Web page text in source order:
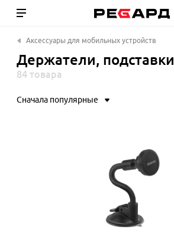
Аксессуары для мобильных устройств
Держатели, подставки
84 товара
Сначала популярные